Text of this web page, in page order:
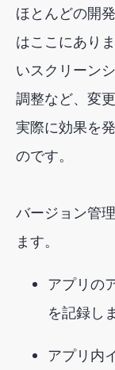
ほとんどの開
はここにあり
いスクリーン
調整など、変
実際に効果を
のです。
バージョン管
ます。
アプリの
を記録し
アプリ内